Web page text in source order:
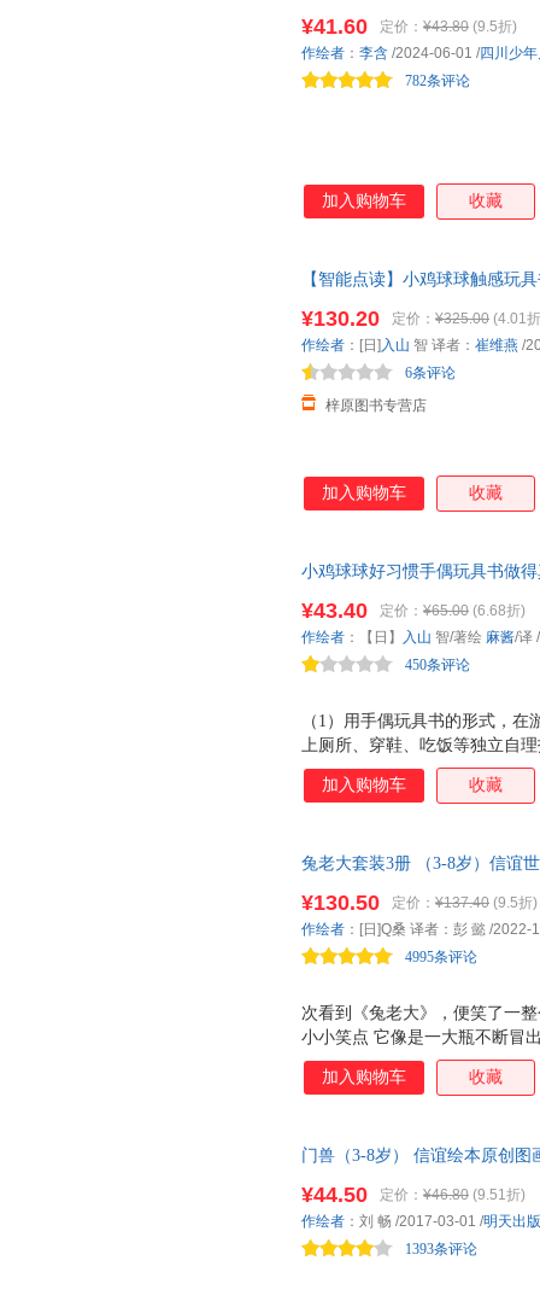
¥41.60 定价： ¥43.80 (9.5折)
782条评论
作绘者 ： 李含 /2024-06-01 /四川少
加入购物车 收藏
【智能点读】小鸡球球触感玩
¥130.20 定价： ¥325.00 (4.01
梓原图书专营店
6条评论
作绘者 ：[日] 入山 智 译者： 崔维燕 /
加入购物车 收藏
小鸡球球好习惯手偶玩具书做
推荐“小鸡球球”的手偶小剧场
励和及时表扬，帮孩子习得8大
出品)
（1）用手偶玩具书的形式，
上厕所、穿鞋、吃饭等独立自
教、唠叨更有效。 （2）小剧
更愿意自主自发地学习和配合
貌待人的好品质。 （4）适合3
¥43.40 定价： ¥65.00 (6.68折)
450条评论
作绘者 ：【日】 入山 智/著绘 麻酱/译
加入购物车 收藏
兔老大套装3册 （3-8岁）信谊
画，5分钟治愈一整天！
次看到《兔老大》，便笑了一
小小笑点 它像是一大瓶不断冒
快乐的小气泡就冲进了嗓子眼
经想过的吧？飞上天、变瘦变
着兔老大出糗的样子 可是每次
这样的兔老大，就该他的梦想
个看到它的人充电。再失败、
没错的！
¥130.50 定价： ¥137.40 (9.5折)
4995条评论
作绘者 ：[日]Q桑 译者：彭 懿 /2022-
加入购物车 收藏
门兽（3-8岁） 信谊绘本原创
¥44.50 定价： ¥46.80 (9.51折)
1393条评论
作绘者 ：刘 畅 /2017-03-01 /明天出